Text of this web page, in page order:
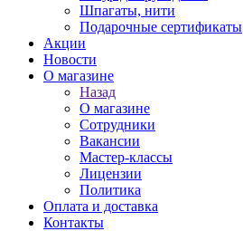
Шпагаты, нити
Подарочные сертификаты
Акции
Новости
О магазине
Назад
О магазине
Сотрудники
Вакансии
Мастер-классы
Лицензии
Политика
Оплата и доставка
Контакты